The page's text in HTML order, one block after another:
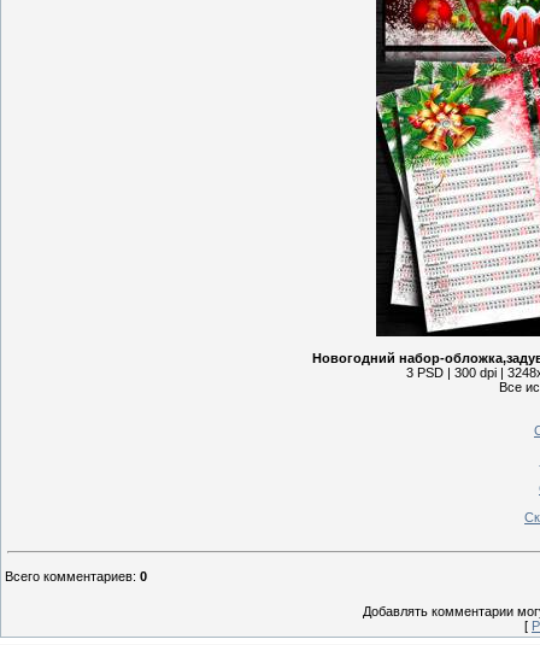
Новогодний набор-
3 PSD | 300 dpi |
Все
Всего комментариев: 0
Добавлять комментарии
[